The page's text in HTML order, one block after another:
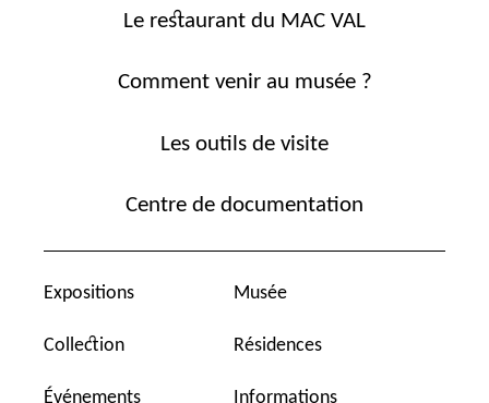
Le restaurant du MAC VAL
Comment venir au musée ?
Les outils de visite
Centre de documentation
Expositions
Collection
Événements
Musée
Résidences
Informations